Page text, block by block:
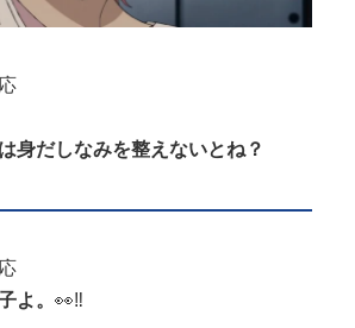
身だしなみを整えないとね？
よ。 👀‼️